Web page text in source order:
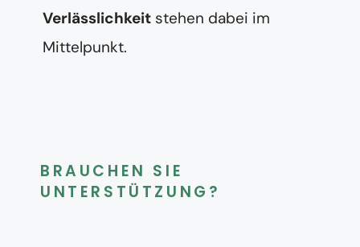
Verlässlichkeit stehen dabei im
Mittelpunkt.
BRAUCHEN SIE
UNTERSTÜTZUNG?